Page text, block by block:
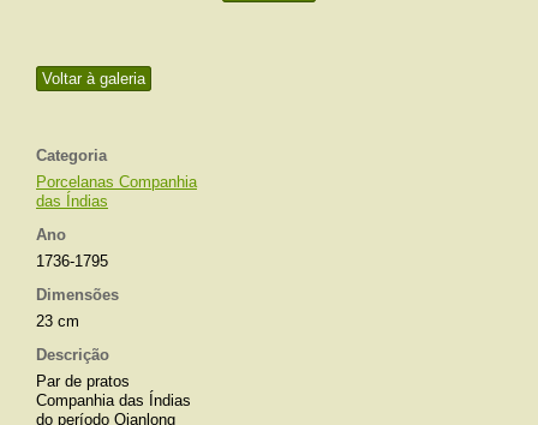
Voltar à galeria
Categoria
Porcelanas Companhia
das Índias
Ano
1736-1795
Dimensões
23 cm
Descrição
Par de pratos
Companhia das Índias
do período Qianlong